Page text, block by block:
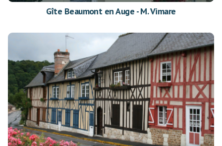
Gîte Beaumont en Auge - M. Vimare